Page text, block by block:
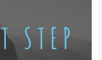
STEP